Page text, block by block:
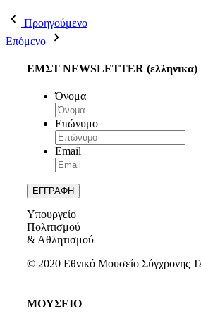
Προηγούμενο
Επόμενο
ΕΜΣΤ NEWSLETTER (ελληνικα)
Όνομα
Επώνυμο
Email
Υπουργείο
Πολιτισμού
& Αθλητισμού
© 2020 Εθνικό Μουσείο Σύγχρονης
ΜΟΥΣΕΙΟ